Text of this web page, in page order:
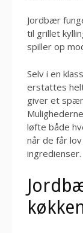
Jordbær
til grillet
spiller op
Selv i en
erstattes
giver et
løfte både
når de får
ingredienser.